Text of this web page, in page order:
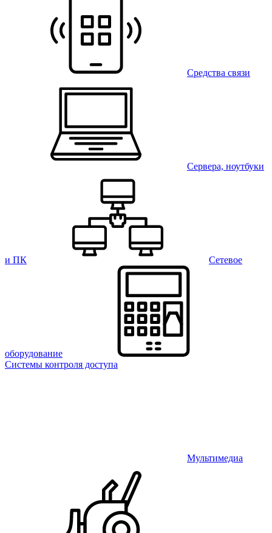
Средства связи
Сервера, ноутбуки
и ПК Сетевое
оборудование
Системы контроля доступа
Мультимедиа